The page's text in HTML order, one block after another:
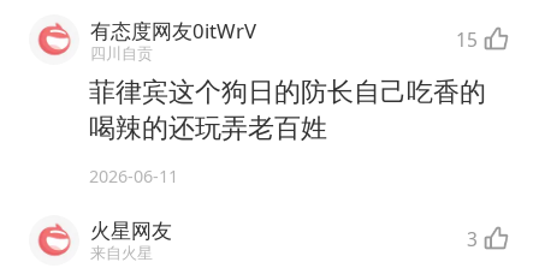
有态度网友0itWrV
四川自贡 15
菲律宾这个狗日的防长自己吃香的
喝辣的还玩弄老百姓
2026-06-11
火星网友
来自火星 3